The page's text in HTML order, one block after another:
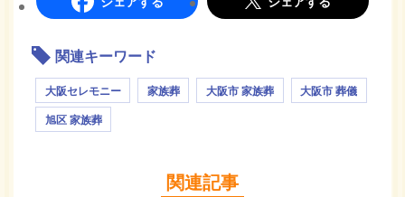
関連キーワード
大阪セレモニー 家族葬 大阪市 家族葬
大阪市 葬儀
旭区 家族葬
関連記事